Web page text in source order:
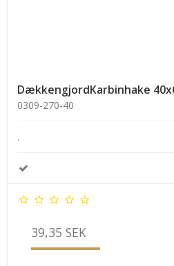
DækkengjordKarbinhake
0309-270-40
.
39,35 SEK